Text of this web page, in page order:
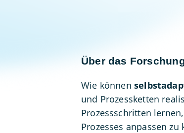
Über das
Wie können
und Prozessketten
Prozessschritten
Prozesses anpassen zu